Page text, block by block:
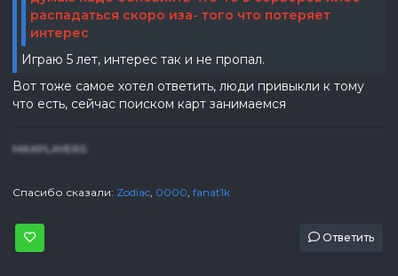
распадаться скоро иза- того что потеряет
интерес
Играю 5 лет, интерес так и не пропал.
Вот тоже самое хотел ответить, люди привыкли к тому
что есть, сейчас поиском карт занимаемся
MAXPLAYERS
Спасибо сказали: Zodiac, 0000, fanat1k
Ответить